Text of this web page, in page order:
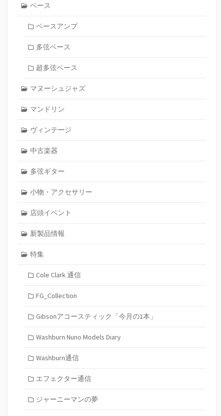
ベース
ベースアンプ
多弦ベース
超多弦ベース
マヌーシュジャズ
マンドリン
ヴィンテージ
中古楽器
多弦ギター
小物・アクセサリー
店頭イベント
新製品情報
特集
Cole Clark 通信
FG_Collection
Gibsonアコースティック「今月の1本」
Washburn Nuno Models Diary
Washburn通信
エフェクター通信
ジャーニーマンの夢